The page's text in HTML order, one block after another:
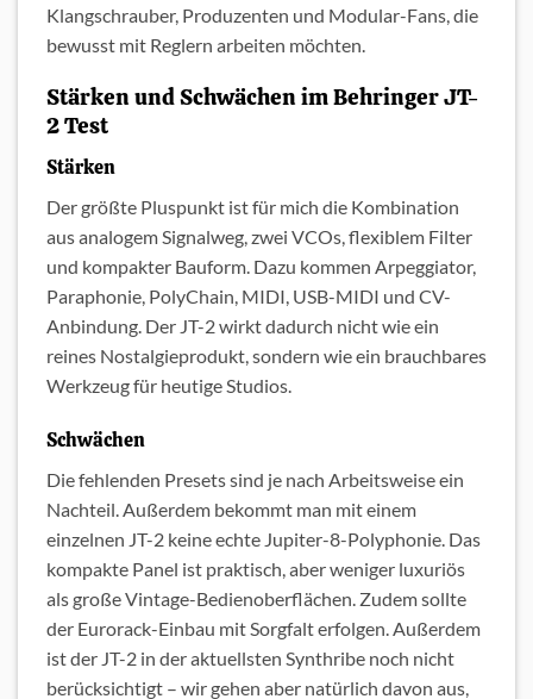
Klangschrauber, Produzenten und Modular-Fans, die
bewusst mit Reglern arbeiten möchten.
Stärken und Schwächen im Behringer JT-
2 Test
Stärken
Der größte Pluspunkt ist für mich die Kombination
aus analogem Signalweg, zwei VCOs, flexiblem Filter
und kompakter Bauform. Dazu kommen Arpeggiator,
Paraphonie, PolyChain, MIDI, USB-MIDI und CV-
Anbindung. Der JT-2 wirkt dadurch nicht wie ein
reines Nostalgieprodukt, sondern wie ein brauchbares
Werkzeug für heutige Studios.
Schwächen
Die fehlenden Presets sind je nach Arbeitsweise ein
Nachteil. Außerdem bekommt man mit einem
einzelnen JT-2 keine echte Jupiter-8-Polyphonie. Das
kompakte Panel ist praktisch, aber weniger luxuriös
als große Vintage-Bedienoberflächen. Zudem sollte
der Eurorack-Einbau mit Sorgfalt erfolgen. Außerdem
ist der JT-2 in der aktuellsten Synthribe noch nicht
berücksichtigt – wir gehen aber natürlich davon aus,